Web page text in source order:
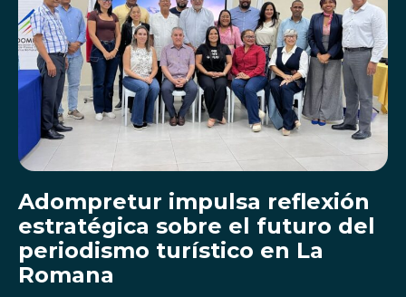
Don't miss
out!
Sing up for our newsletter
to stay in the loop.
Adompretur impulsa reflexión
estratégica sobre el futuro del
periodismo turístico en La
Romana